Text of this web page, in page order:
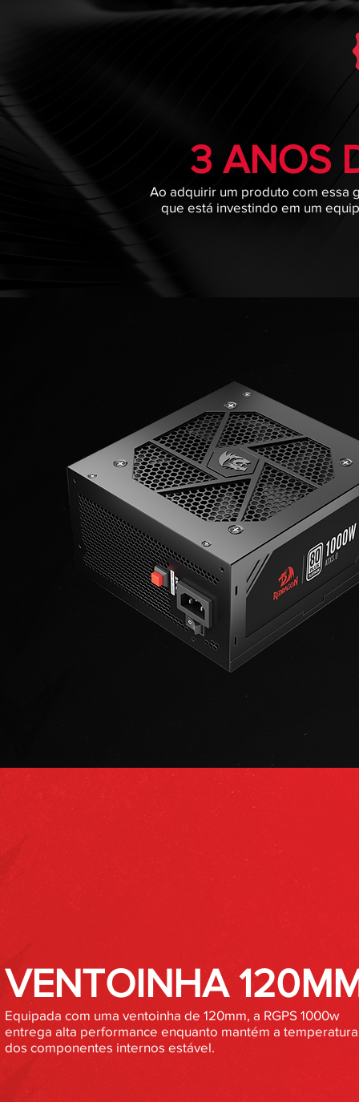
3 ANOS
Ao adquirir um produto com essa
que está investindo em um
VENTOINHA
Equipada com uma ventoinha de 120mm, a RGPS 1000w
entrega alta performance enquanto mantém a temperatura
dos componentes internos estável.